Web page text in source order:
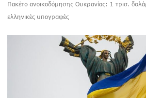
Πακέτο ανοικοδόμησης Ουκρανίας: 1 τρισ.
ελληνικές υπογραφές